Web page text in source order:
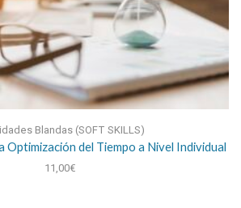
Blandas (SOFT SKILLS)
Optimización del Tiempo a Nivel Individual
11,00€